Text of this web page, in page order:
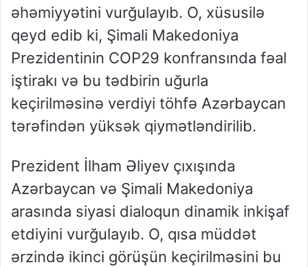
əhəmiyyətini vurğulayıb. O, xüsusilə
qeyd edib ki, Şimali Makedoniya
Prezidentinin COP29 konfransında fəal
iştirakı və bu tədbirin uğurla
keçirilməsinə verdiyi töhfə Azərbaycan
tərəfindən yüksək qiymətləndirilib.
Prezident İlham Əliyev çıxışında
Azərbaycan və Şimali Makedoniya
arasında siyasi dialoqun dinamik inkişaf
etdiyini vurğulayıb. O, qısa müddət
ərzində ikinci görüşün keçirilməsini bu